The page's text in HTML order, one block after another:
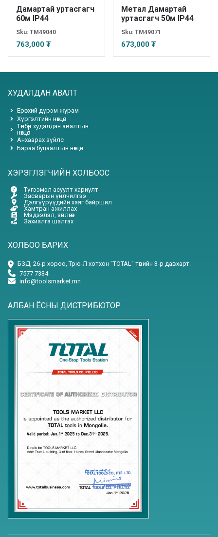
Дамартай уртасгагч
60м IP44
Sku: TM49040
763,000 ₮
Метал Дамартай
уртасгагч 50м IP44
Sku: TM49071
673,000 ₮
ХУДАЛДАН АВАЛТ
Ерөнхий дүрэм журам
Хүргэлтийн нөхцөл
Төлбөр худалдан авалтын
нөхцөл
Анхаарах зүйлс
Бараа буцаалтын нөхцөл
ХЭРЭГЛЭГЧИЙН ХОЛБООС
Түгээмэл асуулт хариулт
Засварын үйлчилгээ
Дэлгүүрүүдийн хаяг байршил
Хамтран ажиллах
Мэдээлэл, зөвлөгөө
Захиалга шалгах
ХОЛБОО БАРИХ
БЗД, 26-р хороо, Трю-Л хотхон "TOTAL" төвийн 3-р давхарт.
7577 7334
info@toolsmarket.mn
АЛБАН ЁСНЫ ДИСТРИБЮТОР